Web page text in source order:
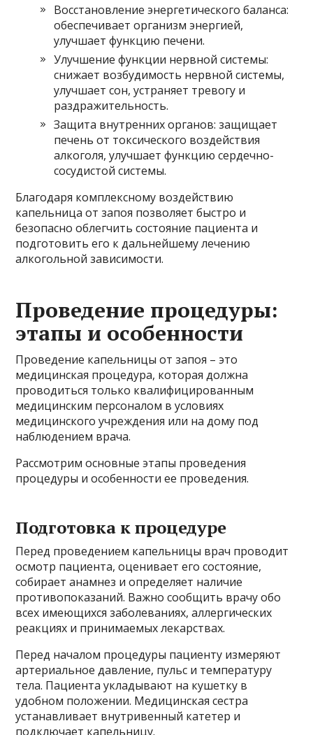
Восстановление энергетического баланса:
обеспечивает организм энергией,
улучшает функцию печени.
Улучшение функции нервной системы:
снижает возбудимость нервной системы,
улучшает сон, устраняет тревогу и
раздражительность.
Защита внутренних органов: защищает
печень от токсического воздействия
алкоголя, улучшает функцию сердечно-
сосудистой системы.
Благодаря комплексному воздействию
капельница от запоя позволяет быстро и
безопасно облегчить состояние пациента и
подготовить его к дальнейшему лечению
алкогольной зависимости.
Проведение процедуры:
этапы и особенности
Проведение капельницы от запоя – это
медицинская процедура, которая должна
проводиться только квалифицированным
медицинским персоналом в условиях
медицинского учреждения или на дому под
наблюдением врача.
Рассмотрим основные этапы проведения
процедуры и особенности ее проведения.
Подготовка к процедуре
Перед проведением капельницы врач проводит
осмотр пациента, оценивает его состояние,
собирает анамнез и определяет наличие
противопоказаний. Важно сообщить врачу обо
всех имеющихся заболеваниях, аллергических
реакциях и принимаемых лекарствах.
Перед началом процедуры пациенту измеряют
артериальное давление, пульс и температуру
тела. Пациента укладывают на кушетку в
удобном положении. Медицинская сестра
устанавливает внутривенный катетер и
подключает капельницу.